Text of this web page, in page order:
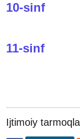
10-sinf
11-sinf
Ijtimoiy